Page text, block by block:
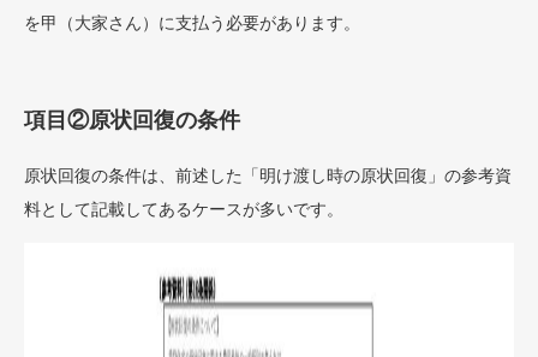
を甲（大家さん）に支払う必要があります。
項目②原状回復の条件
原状回復の条件は、前述した「明け渡し時の原状回復」の参考資
料として記載してあるケースが多いです。